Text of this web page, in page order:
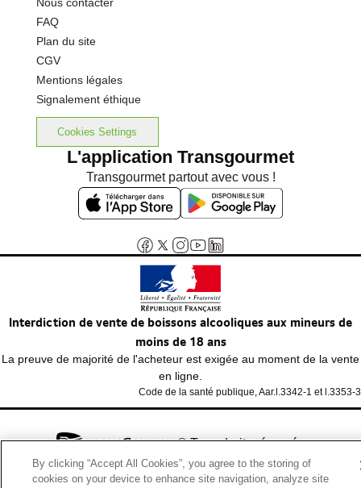
FAQ
Plan du site
CGV
Mentions légales
Signalement éthique
Cookies Settings
L'application Transgourmet
Transgourmet partout avec vous !
Interdiction de vente de boissons alcooliques aux mineurs de
moins de 18 ans
La preuve de majorité de l'acheteur est exigée au moment de la vente
en ligne.
Code de la santé publique, Aar.l.3342-1 et l.3353-3
© Tous droits réservés
By clicking “Accept All Cookies”, you agree to the storing of
cookies on your device to enhance site navigation, analyze site